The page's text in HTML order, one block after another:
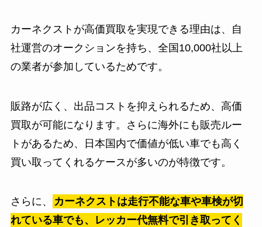
カーネクストが高価買取を実現できる理由は、自
社運営のオークションを持ち、全国10,000社以上
の業者が参加しているためです。
販路が広く、出品コストを抑えられるため、高価
買取が可能になります。さらに海外にも販売ルー
トがあるため、日本国内で価値が低い車でも高く
買い取ってくれるケースが多いのが特徴です。
さらに、
カーネクストは走行不能な車や車検が切
れている車でも、レッカー代無料で引き取ってく